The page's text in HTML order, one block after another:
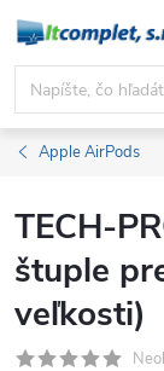
Prejsť
obsah
Apple AirPods
TECH-
štuple
veľkosti)